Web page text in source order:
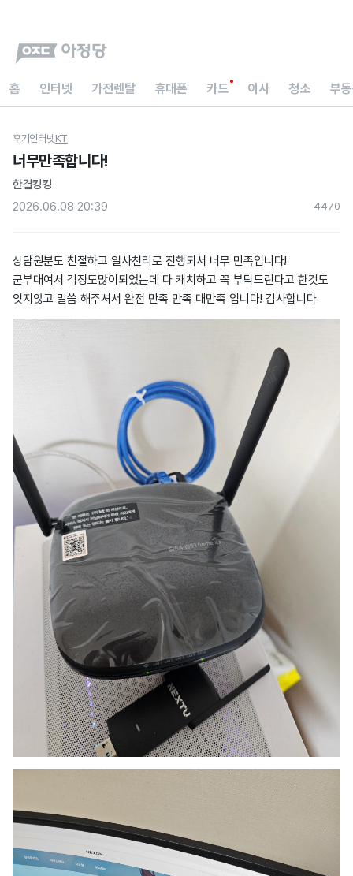
홈 인터넷 가전렌탈 휴대폰 카드 이사 청소 부
후기 인터넷KT
너무만족합니다!
한결킹킹
2026.06.08 20:39
4470
상담원분도 친절하고 일사천리로 진행되서 너무 만족입니다!
군부대여서 걱정도많이되었는데 다 캐치하고 꼭 부탁드린다고 한것도
잊지않고 말씀 해주셔서 완전 만족 만족 대만족 입니다! 감사합니다